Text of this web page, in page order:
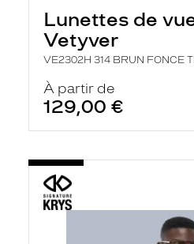
Lunettes de
Vetyver
VE2302H 314 BRUN FONCE
À partir de
129,00 €